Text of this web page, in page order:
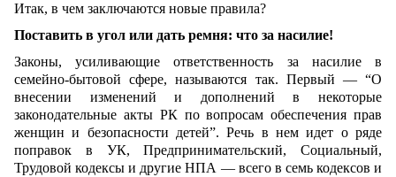
Итак, в чем заключаются новые правила?
Поставить в угол или дать ремня: что за насилие!
Законы, усиливающие ответственность за насилие в
семейно-бытовой сфере, называются так. Первый — “О
внесении изменений и дополнений в некоторые
законодательные акты РК по вопросам обеспечения прав
женщин и безопасности детей”. Речь в нем идет о ряде
поправок в УК, Предпринимательский, Социальный,
Трудовой кодексы и другие НПА — всего в семь кодексов и